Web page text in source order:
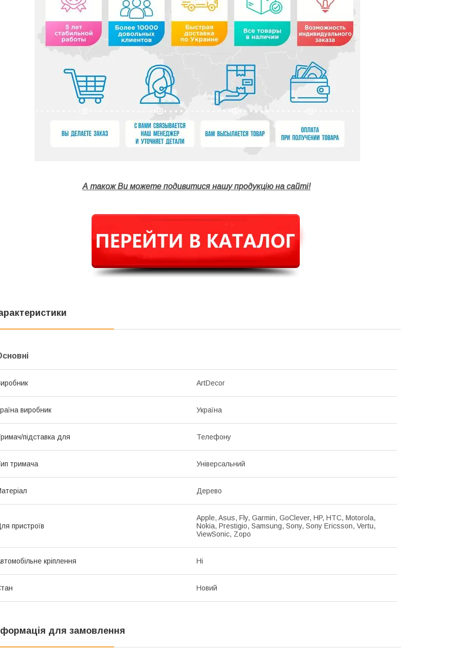
А також Ви можете подивитися нашу продукцію на сайті!
ArtDecor
виробник Україна
підставка для Телефону
тримача Універсальний
Дерево
пристроїв
Apple, Asus, Fly, Garmin, GoClever, HP, HTC, Motorola,
Nokia, Prestigio, Samsung, Sony, Sony Ericsson, Vertu,
ViewSonic, Zopo
кріплення Ні
Новий
для замовлення